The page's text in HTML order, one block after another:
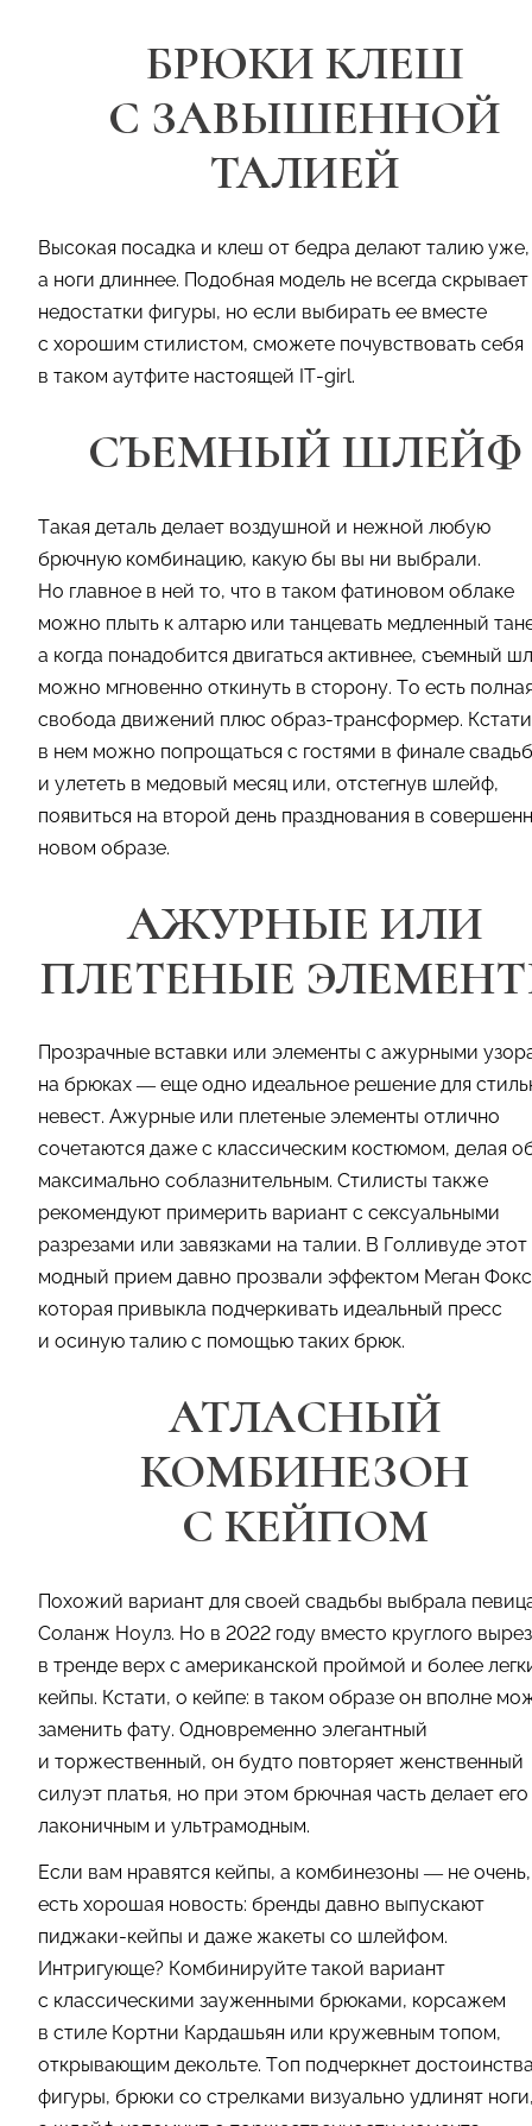
БРЮКИ КЛЕШ
С ЗАВЫШЕННОЙ
ТАЛИЕЙ
Высокая посадка и клеш от бедра делают талию уже,
а ноги длиннее. Подобная модель не всегда
недостатки фигуры, но если выбирать ее вместе
с хорошим стилистом, сможете почувствовать себя
в таком аутфите настоящей IT-girl.
СЪЕМНЫЙ ШЛЕЙФ
Такая деталь делает воздушной и нежной любую
брючную комбинацию, какую бы вы ни выбрали.
Но главное в ней то, что в таком фатиновом облаке
можно плыть к алтарю или танцевать медленный
а когда понадобится двигаться активнее, съемный
можно мгновенно откинуть в сторону. То есть
свобода движений плюс образ-трансформер.
в нем можно попрощаться с гостями в финале
и улететь в медовый месяц или, отстегнув шлейф,
появиться на второй день празднования в
новом образе.
АЖУРНЫЕ ИЛИ
ПЛЕТЕНЫЕ
Прозрачные вставки или элементы с ажурными
на брюках — еще одно идеальное решение для
невест. Ажурные или плетеные элементы отлично
сочетаются даже с классическим костюмом, делая
максимально соблазнительным. Стилисты также
рекомендуют примерить вариант с сексуальными
разрезами или завязками на талии. В Голливуде этот
модный прием давно прозвали эффектом Меган
которая привыкла подчеркивать идеальный пресс
и осиную талию с помощью таких брюк.
АТЛАСНЫЙ
КОМБИНЕЗОН
С КЕЙПОМ
Похожий вариант для своей свадьбы выбрала
Соланж Ноулз. Но в 2022 году вместо круглого
в тренде верх с американской проймой и более
кейпы. Кстати, о кейпе: в таком образе он вполне
заменить фату. Одновременно элегантный
и торжественный, он будто повторяет женственный
силуэт платья, но при этом брючная часть делает его
лаконичным и ультрамодным.
Если вам нравятся кейпы, а комбинезоны — не очень,
есть хорошая новость: бренды давно выпускают
пиджаки-кейпы и даже жакеты со шлейфом.
Интригующе? Комбинируйте такой вариант
с классическими зауженными брюками, корсажем
в стиле Кортни Кардашьян или кружевным топом,
открывающим декольте. Топ подчеркнет
фигуры, брюки со стрелками визуально удлинят